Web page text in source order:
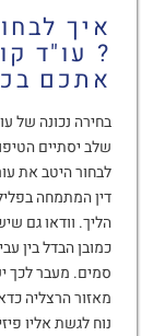
איך
? עו"ד
אתכם
בחירה נכונה של
שלב יסתיים
לבחור היטב את
דין המתמחה
הליך. וודאו גם
כמובן הבדל בין
סמים. מעבר לכך
מאזור הרצליה
נוח לגשת אליו